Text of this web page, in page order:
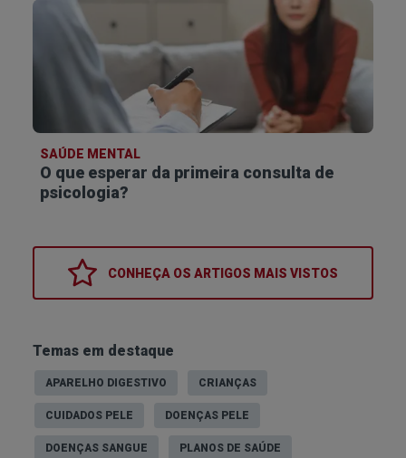
SAÚDE MENTAL
O que esperar da primeira consulta de
psicologia?
CONHEÇA OS ARTIGOS MAIS VISTOS
Temas em destaque
APARELHO DIGESTIVO CRIANÇAS
CUIDADOS PELE DOENÇAS PELE
DOENÇAS SANGUE PLANOS DE SAÚDE